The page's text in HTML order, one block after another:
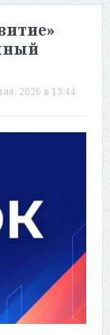
2026 в 13:44